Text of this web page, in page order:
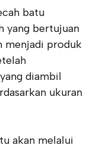
batu
yang bertujuan
menjadi produk
diambil
ukuran
akan melalui